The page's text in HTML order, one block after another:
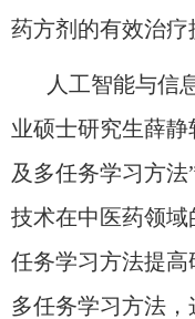
药方剂的有效治疗
人工智能与信
业硕士研究生薛静
及多任务学习方
技术在中医药领
任务学习方法提
多任务学习方法